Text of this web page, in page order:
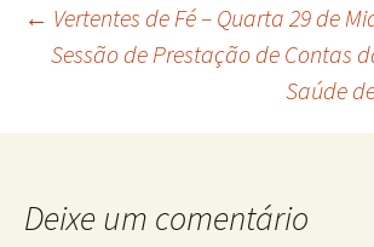
Navegação
← Vertentes de Fé – Quarta 29 de
Sessão de Prestação de Contas
Saúde
Deixe um comentário